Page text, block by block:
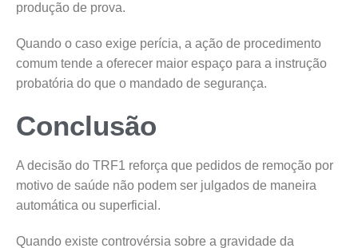
produção de prova.
Quando o caso exige perícia, a ação de procedimento
comum tende a oferecer maior espaço para a instrução
probatória do que o mandado de segurança.
Conclusão
A decisão do TRF1 reforça que pedidos de remoção por
motivo de saúde não podem ser julgados de maneira
automática ou superficial.
Quando existe controvérsia sobre a gravidade da